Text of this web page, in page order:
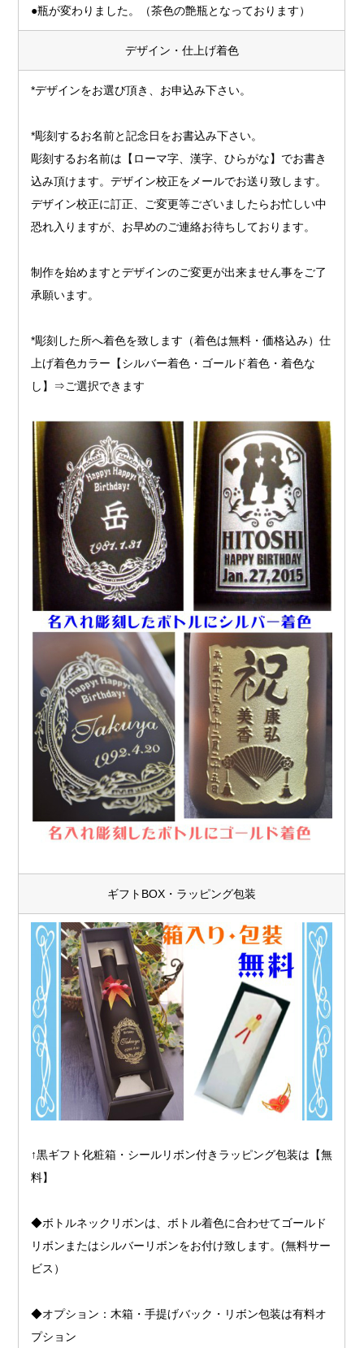
●瓶が変わりました。（茶色の艶瓶となっております）
デザイン・仕上げ着色
*デザインをお選び頂き、お申込み下さい。
*彫刻するお名前と記念日をお書込み下さい。
彫刻するお名前は【ローマ字、漢字、ひらがな】でお書き
込み頂けます。デザイン校正をメールでお送り致します。
デザイン校正に訂正、ご変更等ございましたらお忙しい中
恐れ入りますが、お早めのご連絡お待ちしております。
制作を始めますとデザインのご変更が出来ません事をご了
承願います。
*彫刻した所へ着色を致します（着色は無料・価格込み）仕
上げ着色カラー【シルバー着色・ゴールド着色・着色な
し】⇒ご選択できます
ギフトBOX・ラッピング包装
↑黒ギフト化粧箱・シールリボン付きラッピング包装は【無
料】
◆ボトルネックリボンは、ボトル着色に合わせてゴールド
リボンまたはシルバーリボンをお付け致します。(無料サー
ビス）
◆オプション：木箱・手提げバック・リボン包装は有料オ
プション